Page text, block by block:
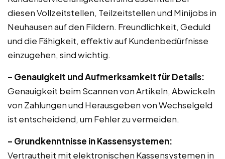
diesen Vollzeitstellen, Teilzeitstellen und Minijobs in
Neuhausen auf den Fildern. Freundlichkeit, Geduld
und die Fähigkeit, effektiv auf Kundenbedürfnisse
einzugehen, sind wichtig.
– Genauigkeit und Aufmerksamkeit für Details:
Genauigkeit beim Scannen von Artikeln, Abwickeln
von Zahlungen und Herausgeben von Wechselgeld
ist entscheidend, um Fehler zu vermeiden.
– Grundkenntnisse in Kassensystemen:
Vertrautheit mit elektronischen Kassensystemen in